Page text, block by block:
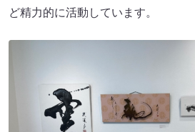
ど精力的に活動しています。